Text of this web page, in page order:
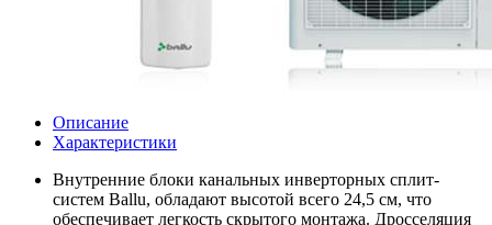
Описание
Характеристики
Внутренние блоки канальных инверторных сплит-
систем Ballu, обладают высотой всего 24,5 см, что
обеспечивает легкость скрытого монтажа. Дросселяция